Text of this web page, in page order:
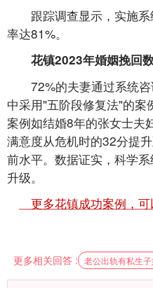
跟踪调查显示，实施系
率达81%。
花镇2023年婚姻挽回
72%的夫妻通过系统咨
中采用"五阶段修复法"的
案例如结婚8年的张女士夫
满意度从危机时的32分提
前水平。数据证实，科学
升级。
更多花镇成功案例，
更多相关回答 : 老公出轨有私生